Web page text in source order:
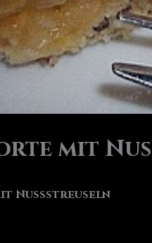
mit
Nussstreuseln